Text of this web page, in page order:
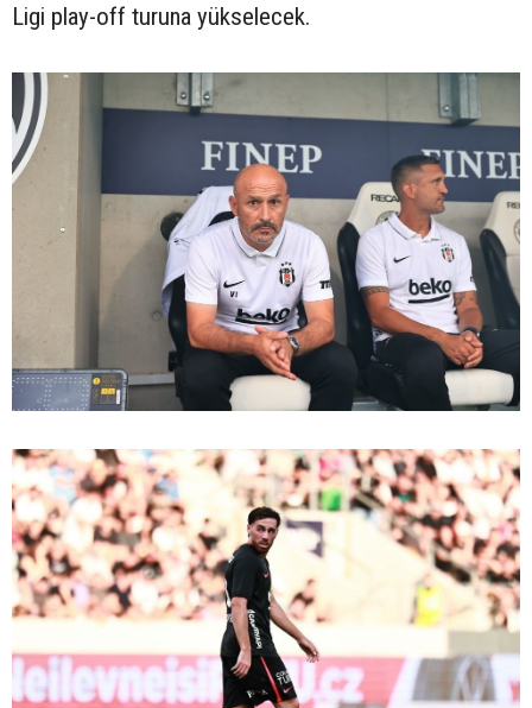
Ligi play-off turuna yükselecek.